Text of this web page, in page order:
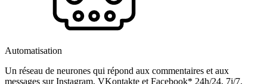
Automatisation
Un réseau de neurones qui répond aux commentaires et aux
messages sur Instagram, VKontakte et Facebook* 24h/24, 7j/7.